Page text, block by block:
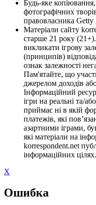
Будь-яке
фотографічних
правовласника Getty
Матеріали сайту
старше 21 року
викликати ігрову
(принципів)
ознак залежності
Пам'ятайте, що
джерелом доходів
Інформаційний
ігри на реальні та/
приймає ні в якій
платежів, які
азартними іграми,
які матеріали на
korrespondent.net
інформаційних цілях.
X
Ошибка